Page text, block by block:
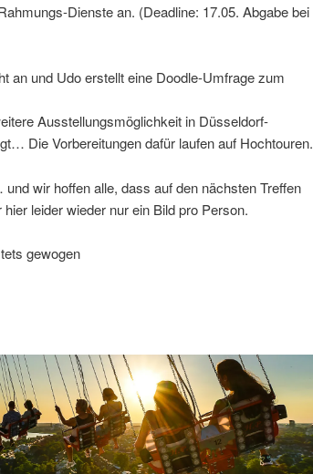
Dienste an. (Deadline: 17.05. Abgabe bei
an und Udo erstellt eine Doodle-Umfrage zum
Ausstellungsmöglichkeit in Düsseldorf-
Die Vorbereitungen dafür laufen auf Hochtouren.
wir hoffen alle, dass auf den nächsten Treffen
leider wieder nur ein Bild pro Person.
gewogen